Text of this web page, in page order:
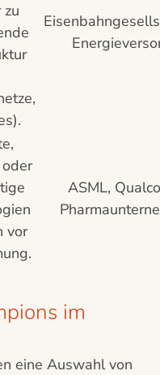
zu
vor
ASML,
im
eine Auswahl von